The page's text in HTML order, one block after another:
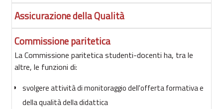
Assicurazione della Qualità
Commissione paritetica
La Commissione paritetica studenti-docenti ha, tra le
altre, le funzioni di:
svolgere attività di monitoraggio dell'offerta formativa e
della qualità della didattica